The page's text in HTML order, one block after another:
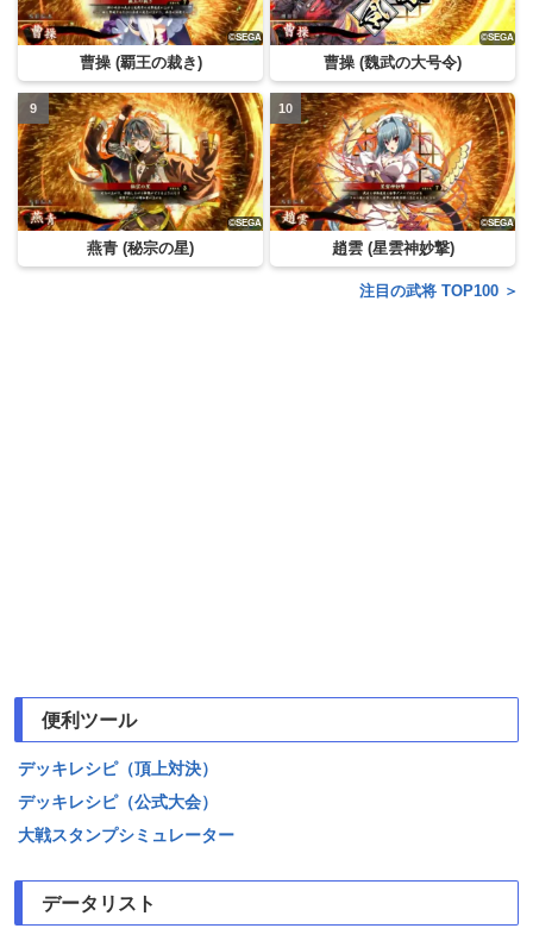
曹操 (覇王の裁き) 曹操 (魏武の大号令)
燕青 (秘宗の星) 趙雲 (星雲神妙撃)
注目の武将 TOP100 ＞
便利ツール
デッキレシピ（頂上対決）
デッキレシピ（公式大会）
大戦スタンプシミュレーター
データリスト